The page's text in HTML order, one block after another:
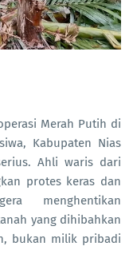
Merah Putih di
Kabupaten Nias
Ahli waris dari
protes keras dan
menghentikan
yang dihibahkan
bukan milik pribadi